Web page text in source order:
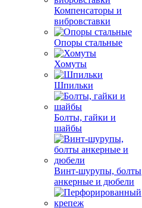
Компенсаторы и
вибровставки
Опоры стальные
Хомуты
Шпильки
Болты, гайки и
шайбы
Винт-шурупы, болты
анкерные и дюбели